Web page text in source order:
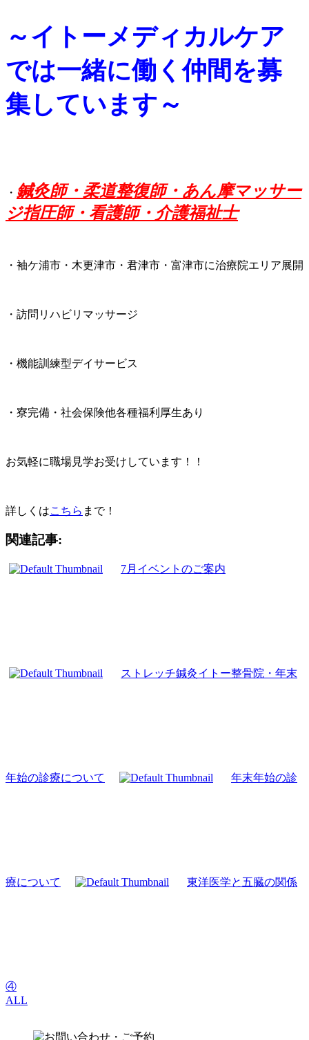
～イトーメディカルケア
では一緒に働く仲間を募
集しています～
・ 鍼灸師・柔道整復師・あん摩マッサー
ジ指圧師・看護師・介護福祉士
・袖ケ浦市・木更津市・君津市・富津市に治療院エリア展開
・訪問リハビリマッサージ
・機能訓練型デイサービス
・寮完備・社会保険他各種福利厚生あり
お気軽に職場見学お受けしています！！
詳しくはこちら まで！
関連記事:
7月イベントのご案内
ストレッチ鍼灸イトー整骨院・年末
年始の診療について 年末年始の診
療について 東洋医学と五臓の関係
④
ALL